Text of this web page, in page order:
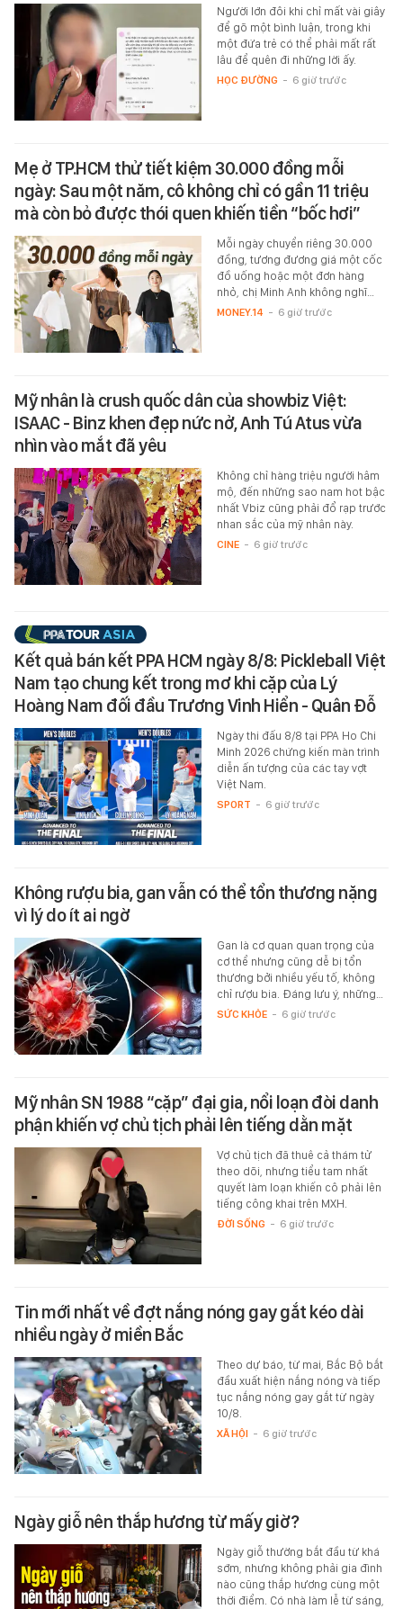
Người lớn đôi khi chỉ mất vài giây
để gõ một bình luận, trong khi
một đứa trẻ có thể phải mất rất
lâu để quên đi những lời ấy.
HỌC ĐƯỜNG - 6 giờ trước
Mẹ ở TP.HCM thử tiết kiệm 30.000 đồng mỗi
ngày: Sau một năm, cô không chỉ có gần 11 triệu
mà còn bỏ được thói quen khiến tiền “bốc hơi”
Mỗi ngày chuyển riêng 30.000
đồng, tương đương giá một cốc
đồ uống hoặc một đơn hàng
nhỏ, chị Minh Anh không nghĩ…
MONEY.14 - 6 giờ trước
Mỹ nhân là crush quốc dân của showbiz Việt:
ISAAC - Binz khen đẹp nức nở, Anh Tú Atus vừa
nhìn vào mắt đã yêu
Không chỉ hàng triệu người hâm
mộ, đến những sao nam hot bậc
nhất Vbiz cũng phải đổ rạp trước
nhan sắc của mỹ nhân này.
CINE - 6 giờ trước
Kết quả bán kết PPA HCM ngày 8/8: Pickleball Việt
Nam tạo chung kết trong mơ khi cặp của Lý
Hoàng Nam đối đầu Trương Vinh Hiển - Quân Đỗ
Ngày thi đấu 8/8 tại PPA Ho Chi
Minh 2026 chứng kiến màn trình
diễn ấn tượng của các tay vợt
Việt Nam.
SPORT - 6 giờ trước
Không rượu bia, gan vẫn có thể tổn thương nặng
vì lý do ít ai ngờ
Gan là cơ quan quan trọng của
cơ thể nhưng cũng dễ bị tổn
thương bởi nhiều yếu tố, không
chỉ rượu bia. Đáng lưu ý, những…
SỨC KHỎE - 6 giờ trước
Mỹ nhân SN 1988 “cặp” đại gia, nổi loạn đòi danh
phận khiến vợ chủ tịch phải lên tiếng dằn mặt
Vợ chủ tịch đã thuê cả thám tử
theo dõi, nhưng tiểu tam nhất
quyết làm loạn khiến cô phải lên
tiếng công khai trên MXH.
ĐỜI SỐNG - 6 giờ trước
Tin mới nhất về đợt nắng nóng gay gắt kéo dài
nhiều ngày ở miền Bắc
Theo dự báo, từ mai, Bắc Bộ bắt
đầu xuất hiện nắng nóng và tiếp
tục nắng nóng gay gắt từ ngày
10/8.
XÃ HỘI - 6 giờ trước
Ngày giỗ nên thắp hương từ mấy giờ?
Ngày giỗ thường bắt đầu từ khá
sớm, nhưng không phải gia đình
nào cũng thắp hương cùng một
thời điểm. Có nhà làm lễ từ sáng,